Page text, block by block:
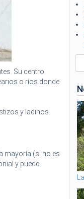
Su centro
o ríos donde
y ladinos.
mayoría (si no es
y puede